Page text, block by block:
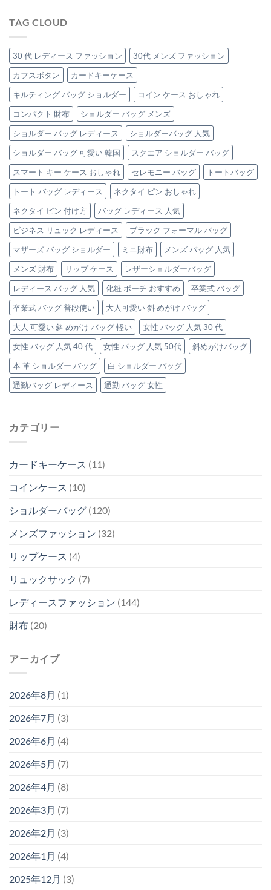
ャ
ト
バ
ッ
グ
の
魅
力
は
う、
格
グ
レ
ー
ジ
ュ
（エ
ト
ー
プ）
の
本
革
バ
ッ
グ
3
選
は
る
「本
革
ク
ラ
ッ
チ
バ
ッ
グ」
は
女
毎
日
の
通
勤
を
格
上
げ
す
る、
大
人
愛
い
「極
上
本
革
ト
ー
ト
バ
ッ
グ」
3
選
は
TAG CLOUD
30 代 レディース ファッション
30代 メンズ ファッション
カフスボタン
カードキーケース
キルティング バッグ ショルダー
コイン ケース おしゃれ
コンパクト 財布
ショルダー バッグ メンズ
ショルダー バッグ レディース
ショルダーバッグ 人気
ショルダー バッグ 可愛い 韓国
スクエア ショルダー バッグ
スマート キー ケース おしゃれ
セレモニー バッグ
トートバッグ
トート バッグ レディース
ネクタイ ピン おしゃれ
ネクタイ ピン 付け方
バッグ レディース 人気
ビジネス リュック レディース
ブラック フォーマル バッグ
マザーズ バッグ ショルダー
ミニ財布
メンズ バッグ 人気
メンズ 財布
リップ ケース
レザーショルダーバッグ
レディース バッグ 人気
化粧 ポーチ おすすめ
卒業式 バッグ
卒業式 バッグ 普段使い
大人可愛い 斜 めがけ バッグ
大人 可愛い 斜 めがけ バッグ 軽い
女性 バッグ 人気 30 代
女性 バッグ 人気 40 代
女性 バッグ 人気 50代
斜めがけバッグ
本 革 ショルダー バッグ
白 ショルダー バッグ
通勤バッグ レディース
通勤 バッグ 女性
カテゴリー
カードキーケース (11)
コインケース (10)
ショルダーバッグ (120)
メンズファッション (32)
リップケース (4)
リュックサック (7)
レディースファッション (144)
財布 (20)
アーカイブ
2026年8月 (1)
2026年7月 (3)
2026年6月 (4)
2026年5月 (7)
2026年4月 (8)
2026年3月 (7)
2026年2月 (3)
2026年1月 (4)
2025年12月 (3)